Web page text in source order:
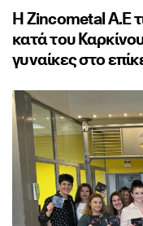
Η Zincometal Α.Ε
κατά του
γυναίκες στο